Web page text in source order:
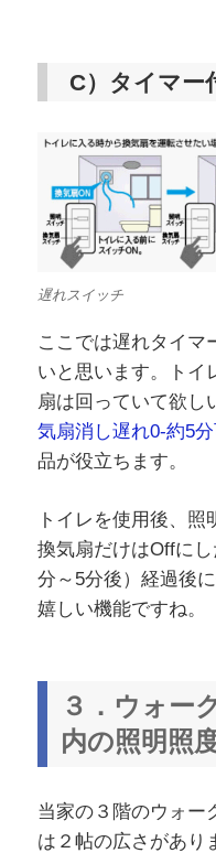
C）タイマー
遅れスイッチ
ここでは遅れタイマ
いと思います。トイ
扇は回っていて欲し
気扇消し遅れ0-約5
品が役立ちます。
トイレを使用後、照
換気扇だけはOffに
分～5分後）経過後
嬉しい機能ですね。
３．ウォー
内の照明照
当家の３階のウォー
は２帖の広さがあり